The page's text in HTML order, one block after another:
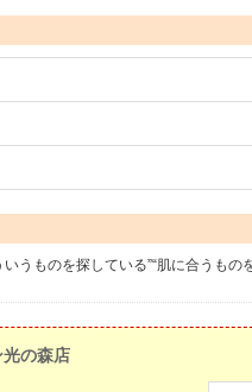
うものを探している”“肌に合うもの
の森店